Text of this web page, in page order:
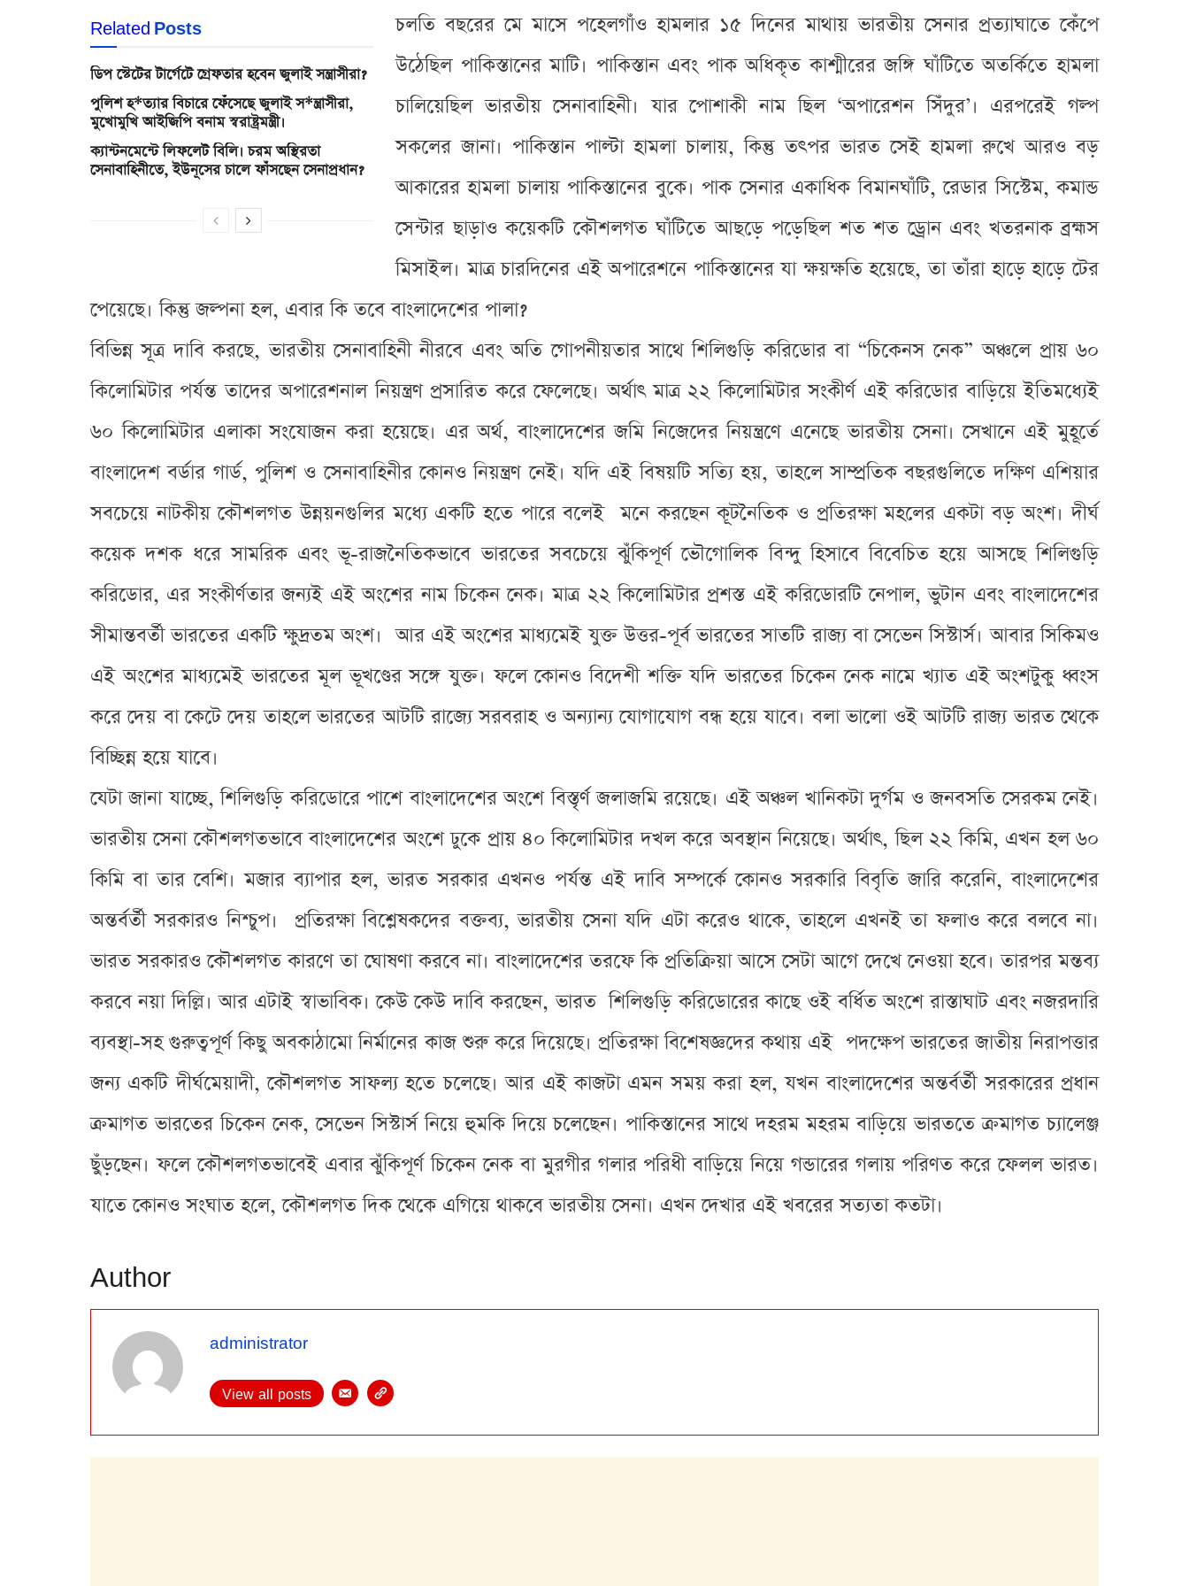
RelatedPosts
ডিপ স্টেটের টার্গেটে গ্রেফতার হবেন জুলাই সন্ত্রাসীরা?
পুলিশ হ*ত্যার বিচারে ফেঁসেছে জুলাই স*ন্ত্রাসীরা,
মুখোমুখি আইজিপি বনাম স্বরাষ্ট্রমন্ত্রী।
ক্যান্টনমেন্টে লিফলেট বিলি। চরম অস্থিরতা
সেনাবাহিনীতে, ইউনূসের চালে ফাঁসছেন সেনাপ্রধান?
চলতি বছরের মে মাসে পহেলগাঁও হামলার ১৫ দিনের মাথায় ভারতীয় সেনার প্রত্যাঘাতে কেঁপে
উঠেছিল পাকিস্তানের মাটি। পাকিস্তান এবং পাক অধিকৃত কাশ্মীরের জঙ্গি ঘাঁটিতে অতর্কিতে হামলা
চালিয়েছিল ভারতীয় সেনাবাহিনী। যার পোশাকী নাম ছিল ‘অপারেশন সিঁদুর’। এরপরেই গল্প
সকলের জানা। পাকিস্তান পাল্টা হামলা চালায়, কিন্তু তৎপর ভারত সেই হামলা রুখে আরও বড়
আকারের হামলা চালায় পাকিস্তানের বুকে। পাক সেনার একাধিক বিমানঘাঁটি, রেডার সিস্টেম, কমান্ড
সেন্টার ছাড়াও কয়েকটি কৌশলগত ঘাঁটিতে আছড়ে পড়েছিল শত শত ড্রোন এবং খতরনাক ব্রহ্মস
মিসাইল। মাত্র চারদিনের এই অপারেশনে পাকিস্তানের যা ক্ষয়ক্ষতি হয়েছে, তা তাঁরা হাড়ে হাড়ে টের
পেয়েছে। কিন্তু জল্পনা হল, এবার কি তবে বাংলাদেশের পালা?
বিভিন্ন সূত্র দাবি করছে, ভারতীয় সেনাবাহিনী নীরবে এবং অতি গোপনীয়তার সাথে শিলিগুড়ি করিডোর বা “চিকেনস নেক” অঞ্চলে প্রায় ৬০
কিলোমিটার পর্যন্ত তাদের অপারেশনাল নিয়ন্ত্রণ প্রসারিত করে ফেলেছে। অর্থাৎ মাত্র ২২ কিলোমিটার সংকীর্ণ এই করিডোর বাড়িয়ে ইতিমধ্যেই
৬০ কিলোমিটার এলাকা সংযোজন করা হয়েছে। এর অর্থ, বাংলাদেশের জমি নিজেদের নিয়ন্ত্রণে এনেছে ভারতীয় সেনা। সেখানে এই মুহূর্তে
বাংলাদেশ বর্ডার গার্ড, পুলিশ ও সেনাবাহিনীর কোনও নিয়ন্ত্রণ নেই। যদি এই বিষয়টি সত্যি হয়, তাহলে সাম্প্রতিক বছরগুলিতে দক্ষিণ এশিয়ার
সবচেয়ে নাটকীয় কৌশলগত উন্নয়নগুলির মধ্যে একটি হতে পারে বলেই মনে করছেন কূটনৈতিক ও প্রতিরক্ষা মহলের একটা বড় অংশ। দীর্ঘ
কয়েক দশক ধরে সামরিক এবং ভূ-রাজনৈতিকভাবে ভারতের সবচেয়ে ঝুঁকিপূর্ণ ভৌগোলিক বিন্দু হিসাবে বিবেচিত হয়ে আসছে শিলিগুড়ি
করিডোর, এর সংকীর্ণতার জন্যই এই অংশের নাম চিকেন নেক। মাত্র ২২ কিলোমিটার প্রশস্ত এই করিডোরটি নেপাল, ভুটান এবং বাংলাদেশের
সীমান্তবর্তী ভারতের একটি ক্ষুদ্রতম অংশ। আর এই অংশের মাধ্যমেই যুক্ত উত্তর-পূর্ব ভারতের সাতটি রাজ্য বা সেভেন সিস্টার্স। আবার সিকিমও
এই অংশের মাধ্যমেই ভারতের মূল ভূখণ্ডের সঙ্গে যুক্ত। ফলে কোনও বিদেশী শক্তি যদি ভারতের চিকেন নেক নামে খ্যাত এই অংশটুকু ধ্বংস
করে দেয় বা কেটে দেয় তাহলে ভারতের আটটি রাজ্যে সরবরাহ ও অন্যান্য যোগাযোগ বন্ধ হয়ে যাবে। বলা ভালো ওই আটটি রাজ্য ভারত থেকে
বিচ্ছিন্ন হয়ে যাবে।
যেটা জানা যাচ্ছে, শিলিগুড়ি করিডোরে পাশে বাংলাদেশের অংশে বিস্তৃর্ণ জলাজমি রয়েছে। এই অঞ্চল খানিকটা দুর্গম ও জনবসতি সেরকম নেই।
ভারতীয় সেনা কৌশলগতভাবে বাংলাদেশের অংশে ঢুকে প্রায় ৪০ কিলোমিটার দখল করে অবস্থান নিয়েছে। অর্থাৎ, ছিল ২২ কিমি, এখন হল ৬০
কিমি বা তার বেশি। মজার ব্যাপার হল, ভারত সরকার এখনও পর্যন্ত এই দাবি সম্পর্কে কোনও সরকারি বিবৃতি জারি করেনি, বাংলাদেশের
অন্তর্বর্তী সরকারও নিশ্চুপ। প্রতিরক্ষা বিশ্লেষকদের বক্তব্য, ভারতীয় সেনা যদি এটা করেও থাকে, তাহলে এখনই তা ফলাও করে বলবে না।
ভারত সরকারও কৌশলগত কারণে তা ঘোষণা করবে না। বাংলাদেশের তরফে কি প্রতিক্রিয়া আসে সেটা আগে দেখে নেওয়া হবে। তারপর মন্তব্য
করবে নয়া দিল্লি। আর এটাই স্বাভাবিক। কেউ কেউ দাবি করছেন, ভারত শিলিগুড়ি করিডোরের কাছে ওই বর্ধিত অংশে রাস্তাঘাট এবং নজরদারি
ব্যবস্থা-সহ গুরুত্বপূর্ণ কিছু অবকাঠামো নির্মানের কাজ শুরু করে দিয়েছে। প্রতিরক্ষা বিশেষজ্ঞদের কথায় এই পদক্ষেপ ভারতের জাতীয় নিরাপত্তার
জন্য একটি দীর্ঘমেয়াদী, কৌশলগত সাফল্য হতে চলেছে। আর এই কাজটা এমন সময় করা হল, যখন বাংলাদেশের অন্তর্বর্তী সরকারের প্রধান
ক্রমাগত ভারতের চিকেন নেক, সেভেন সিস্টার্স নিয়ে হুমকি দিয়ে চলেছেন। পাকিস্তানের সাথে দহরম মহরম বাড়িয়ে ভারততে ক্রমাগত চ্যালেঞ্জ
ছুঁড়ছেন। ফলে কৌশলগতভাবেই এবার ঝুঁকিপূর্ণ চিকেন নেক বা মুরগীর গলার পরিধী বাড়িয়ে নিয়ে গন্ডারের গলায় পরিণত করে ফেলল ভারত।
যাতে কোনও সংঘাত হলে, কৌশলগত দিক থেকে এগিয়ে থাকবে ভারতীয় সেনা। এখন দেখার এই খবরের সত্যতা কতটা।
Author
administrator
View all posts